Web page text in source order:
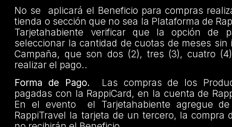
No se aplicará el Beneficio para compras
tienda o sección que no sea la Plataforma de
Tarjetahabiente verificar que la opción de
seleccionar la cantidad de cuotas de meses
Campaña, que son dos (2), tres (3), cuatro
realizar el pago..
Forma de Pago. Las compras de los
pagadas con la RappiCard, en la cuenta de
En el evento el Tarjetahabiente agregue
RappiTravel la tarjeta de un tercero, la compra